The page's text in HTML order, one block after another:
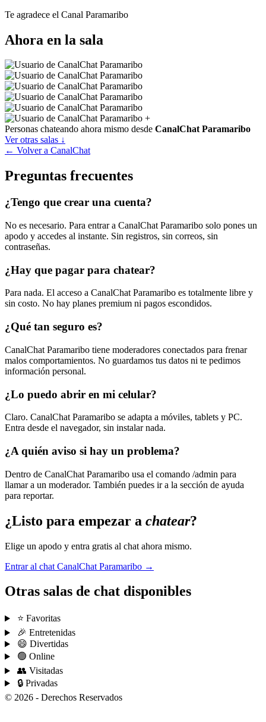
Te agradece el Canal Paramaribo
Ahora en la sala
+
Personas chateando ahora mismo desde CanalChat Paramaribo
Ver otras salas ↓
← Volver a CanalChat
Preguntas frecuentes
¿Tengo que crear una cuenta?
No es necesario. Para entrar a CanalChat Paramaribo solo pones un
apodo y accedes al instante. Sin registros, sin correos, sin
contraseñas.
¿Hay que pagar para chatear?
Para nada. El acceso a CanalChat Paramaribo es totalmente libre y
sin costo. No hay planes premium ni pagos escondidos.
¿Qué tan seguro es?
CanalChat Paramaribo tiene moderadores conectados para frenar
malos comportamientos. No guardamos tus datos ni te pedimos
información personal.
¿Lo puedo abrir en mi celular?
Claro. CanalChat Paramaribo se adapta a móviles, tablets y PC.
Entra desde el navegador, sin instalar nada.
¿A quién aviso si hay un problema?
Dentro de CanalChat Paramaribo usa el comando /admin para
llamar a un moderador. También puedes ir a la sección de ayuda
para reportar.
¿Listo para empezar a chatear?
Elige un apodo y entra gratis al chat ahora mismo.
Entrar al chat CanalChat Paramaribo →
Otras salas de chat disponibles
⭐ Favoritas
🎉 Entretenidas
😄 Divertidas
🟢 Online
👥 Visitadas
🔒 Privadas
© 2026 - Derechos Reservados